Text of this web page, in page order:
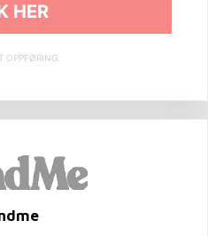
HER
OPPFØRING